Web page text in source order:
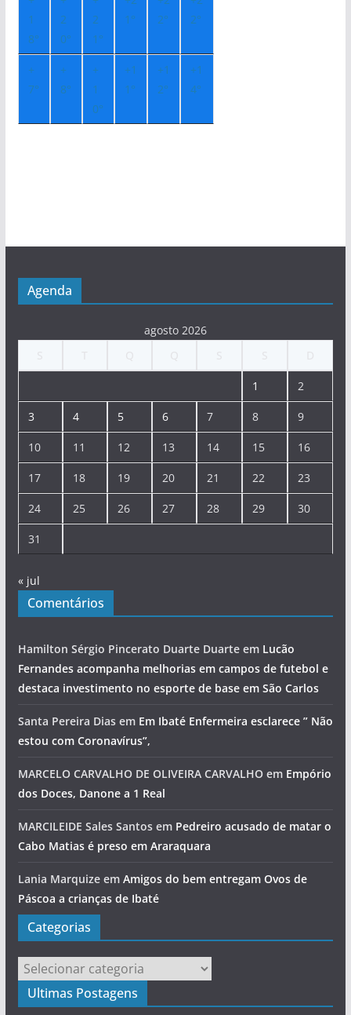
1
8°
2
0°
2
1°
1°
2°
2°
+
7°
+
8°
+
1
0°
+1
1°
+1
2°
+1
4°
Agenda
agosto 2026
1 2
3 4 5 6 7 8 9
10 11 12 13 14 15 16
17 18 19 20 21 22 23
24 25 26 27 28 29 30
31
« jul
Comentários
Hamilton Sérgio Pincerato Duarte Duarteem Lucão
Fernandes acompanha melhorias em campos de futebol e
destaca investimento no esporte de base em São Carlos
Santa Pereira Diasem Em Ibaté Enfermeira esclarece ” Não
estou com Coronavírus”,
MARCELO CARVALHO DE OLIVEIRA CARVALHOem Empório
dos Doces, Danone a 1 Real
MARCILEIDE Sales Santosem Pedreiro acusado de matar o
Cabo Matias é preso em Araraquara
Lania Marquizeem Amigos do bem entregam Ovos de
Páscoa a crianças de Ibaté
Categorias
Categorias
Ultimas Postagens